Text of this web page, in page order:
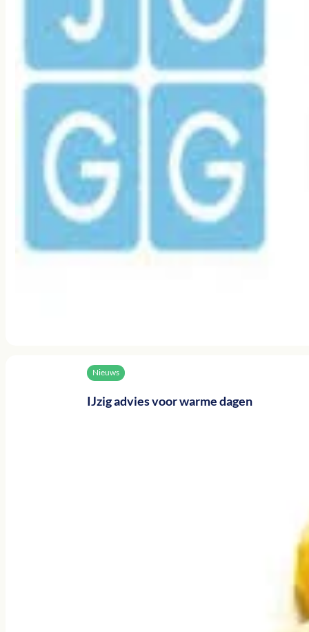
Nieuws
IJzig advies voor warme dagen